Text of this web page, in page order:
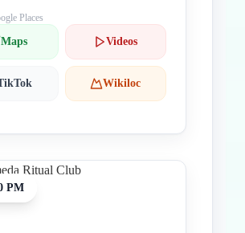
Places
Maps Videos
Wikiloc
PM